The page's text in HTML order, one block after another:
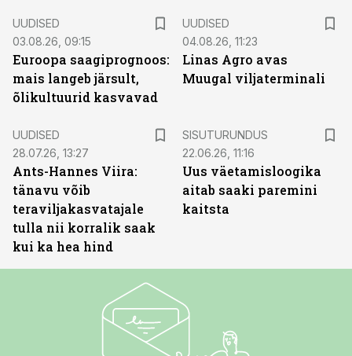
UUDISED
03.08.26, 09:15
Euroopa saagiprognoos:
mais langeb järsult,
õlikultuurid kasvavad
UUDISED
04.08.26, 11:23
Linas Agro avas
Muugal viljaterminali
UUDISED
28.07.26, 13:27
Ants-Hannes Viira:
tänavu võib
teraviljakasvatajale
tulla nii korralik saak
kui ka hea hind
SISUTURUNDUS
22.06.26, 11:16
Uus väetamisloogika
aitab saaki paremini
kaitsta